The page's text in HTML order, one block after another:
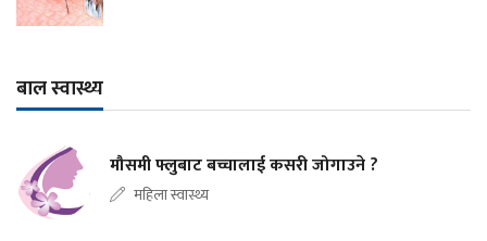
बाल स्वास्थ्य
मौसमी फ्लुबाट बच्चालाई कसरी जोगाउने ?
महिला स्वास्थ्य